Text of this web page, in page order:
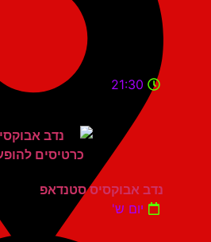
21:30
נדב אבוקסיס סטנדאפ
יום ש'